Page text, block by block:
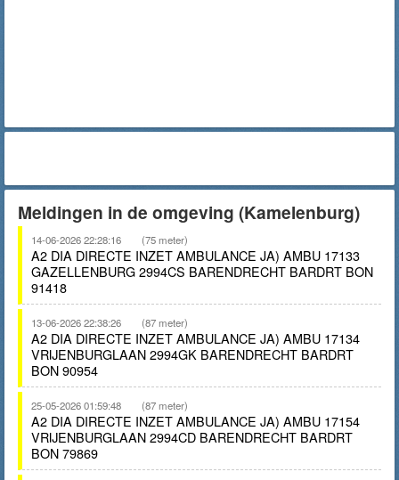
Meldingen in de omgeving (Kamelenburg)
14-06-2026 22:28:16 (75 meter)
A2 DIA DIRECTE INZET AMBULANCE JA) AMBU 17133
GAZELLENBURG 2994CS BARENDRECHT BARDRT BON
91418
13-06-2026 22:38:26 (87 meter)
A2 DIA DIRECTE INZET AMBULANCE JA) AMBU 17134
VRIJENBURGLAAN 2994GK BARENDRECHT BARDRT
BON 90954
25-05-2026 01:59:48 (87 meter)
A2 DIA DIRECTE INZET AMBULANCE JA) AMBU 17154
VRIJENBURGLAAN 2994CD BARENDRECHT BARDRT
BON 79869